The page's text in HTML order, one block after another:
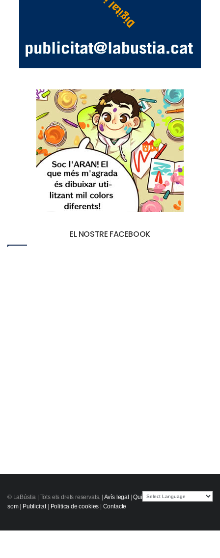
EL NOSTRE FACEBOOK
© LaBústia | Tots els drets reservats. Avís legal |Qui
som| Publicitat| Politica de cookies Contacte